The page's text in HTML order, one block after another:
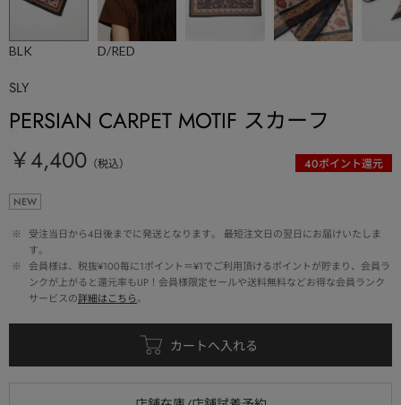
BLK D/RED
SLY
PERSIAN CARPET MOTIF スカーフ
￥4,400 （税込） 40ポイント還元
NEW
※
受注当日から4日後までに発送となります。 最短注文日の翌日にお届けいたしま
す。
※
会員様は、税抜¥100毎に1ポイント＝¥1でご利用頂けるポイントが貯まり、会員ラ
ンクが上がると還元率もUP！会員様限定セールや送料無料などお得な会員ランク
サービスの詳細はこちら。